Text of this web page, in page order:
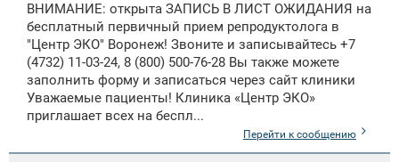
ВНИМАНИЕ: открыта ЗАПИСЬ В ЛИСТ ОЖИДАНИЯ на
бесплатный первичный прием репродуктолога в
"Центр ЭКО" Воронеж! Звоните и записывайтесь +7
(4732) 11-03-24, 8 (800) 500-76-28 Вы также можете
заполнить форму и записаться через сайт клиники
Уважаемые пациенты! Клиника «Центр ЭКО»
приглашает всех на беспл...
Перейти к сообщению